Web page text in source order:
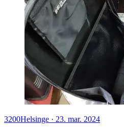
3200Helsinge · 23. mar. 2024